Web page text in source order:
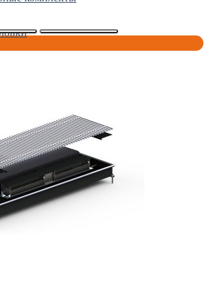
КОНВЕКТОРЫ
КОНВЕКТОРЫ
КОНВЕКТОРЫ
КОНВЕКТОРЫ
КОНВЕКТОРЫ
КОНВЕКТОРЫ